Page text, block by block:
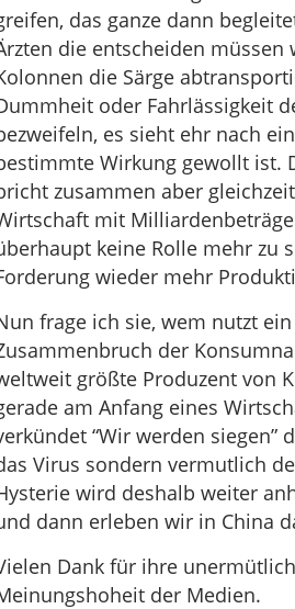
das ganze dann
die entscheiden
die Särge
oder Fahrlässigkeit
es sieht ehr nach
Wirkung gewollt ist.
zusammen aber
mit
keine Rolle mehr zu
wieder mehr
frage ich sie, wem nutzt
der
größte Produzent von
am Anfang eines
“Wir werden
Virus sondern vermutlich
wird deshalb weiter
dann erleben wir in China
Dank für ihre
der Medien.